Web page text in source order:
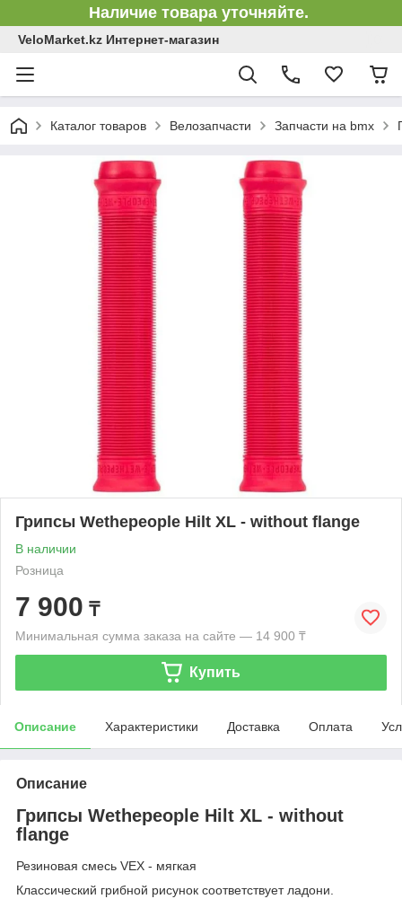
Наличие товара уточняйте.
VeloMarket.kz Интернет-магазин
Каталог товаров Велозапчасти Запчасти на bmx
Грипсы Wethepeople Hilt XL - without flange
В наличии
Розница
7 900 ₸
Минимальная сумма заказа на сайте — 14 900 ₸
Купить
Описание Характеристики Доставка Оплата
Описание
Грипсы Wethepeople Hilt XL - without
flange
Резиновая смесь VEX - мягкая
Классический грибной рисунок соответствует ладони.